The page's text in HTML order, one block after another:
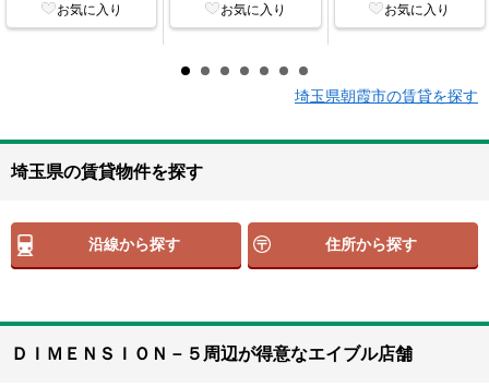
お気に入り お気に入り お気に入り
埼玉県朝霞市の賃貸を探す
埼玉県の賃貸物件を探す
沿線から探す 住所から探す
ＤＩＭＥＮＳＩＯＮ－５周辺が得意なエイブル店舗